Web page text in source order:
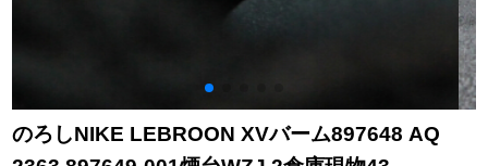
のろしNIKE LEBROON XVバーム897648 AQ